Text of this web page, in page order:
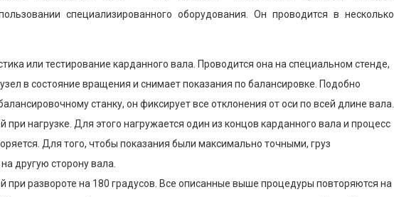
специализированного оборудования. Он проводится в несколько
или тестирование карданного вала. Проводится она на специальном стенде,
в состояние вращения и снимает показания по балансировке. Подобно
станку, он фиксирует все отклонения от оси по всей длине вала.
при нагрузке. Для этого нагружается один из концов карданного вала и процесс
Для того, чтобы показания были максимально точными, груз
другую сторону вала.
при развороте на 180 градусов. Все описанные выше процедуры повторяются на